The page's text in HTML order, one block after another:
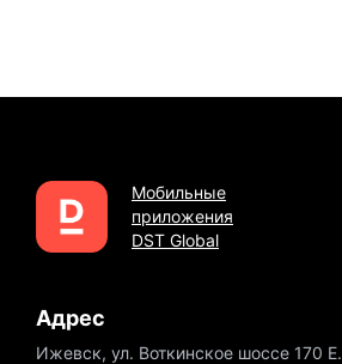
Мобильные
приложения
DST Global
Адрес
Ижевск, ул. Воткинское шоссе 170 Е.